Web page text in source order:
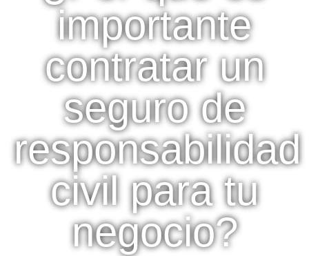
importante
contratar un
seguro de
responsabilidad
civil para tu
negocio?